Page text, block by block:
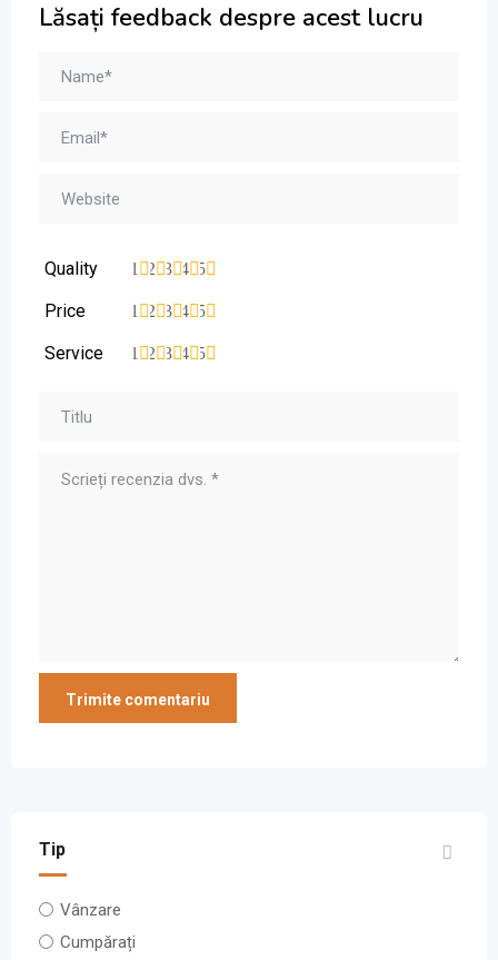
Lăsați feedback despre acest lucru
Quality 5
4
3
2
1
Price 5
4
3
2
1
Service 5
4
3
2
1
Tip
Vânzare
Cumpărați